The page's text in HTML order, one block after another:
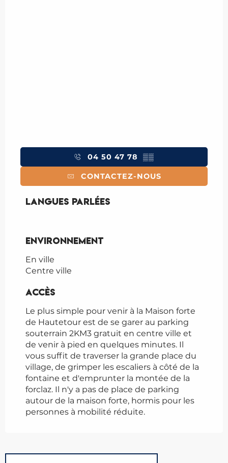
04 50 47 78 ▒▒
CONTACTEZ-NOUS
Langues parlées
Langues parlées
Environnement
Environnement
En ville
Centre ville
Accès
Accès
Le plus simple pour venir à la Maison forte
de Hautetour est de se garer au parking
souterrain 2KM3 gratuit en centre ville et
de venir à pied en quelques minutes. Il
vous suffit de traverser la grande place du
village, de grimper les escaliers à côté de la
fontaine et d'emprunter la montée de la
forclaz. Il n'y a pas de place de parking
autour de la maison forte, hormis pour les
personnes à mobilité réduite.